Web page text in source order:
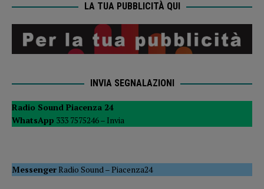
LA TUA PUBBLICITÀ QUI
INVIA SEGNALAZIONI
Radio Sound Piacenza 24
WhatsApp 333 7575246 – Invia
MessengerRadio Sound –Piacenza24